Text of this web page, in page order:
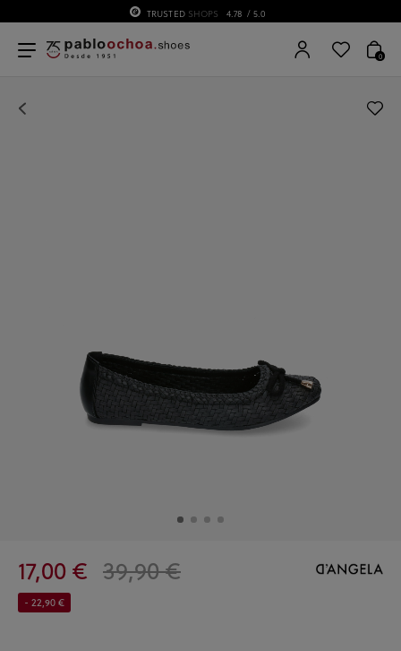
SHOPS 4.78 / 5.0
0
17,00 € 39,90 €
- 22,90 €